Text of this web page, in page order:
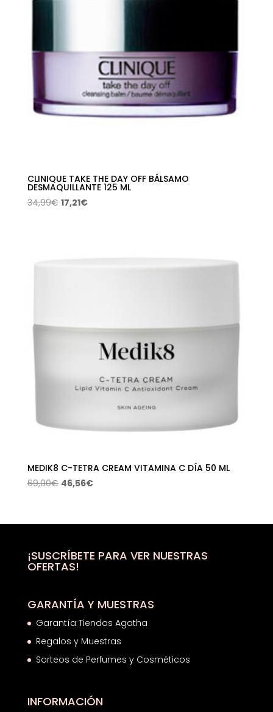
CLINIQUE TAKE THE DAY OFF BÁLSAMO
DESMAQUILLANTE 125 ML
34,99€ El
17,21€El
MEDIK8 C-TETRA CREAM VITAMINA C DÍA 50 ML
69,00€ El
era:
46,56€El
es:
¡SUSCRÍBETE PARA VER NUESTRAS
OFERTAS!
GARANTÍA Y MUESTRAS
Garantía Tiendas Agatha
Regalos y Muestras
Sorteos de Perfumes y Cosméticos
INFORMACIÓN